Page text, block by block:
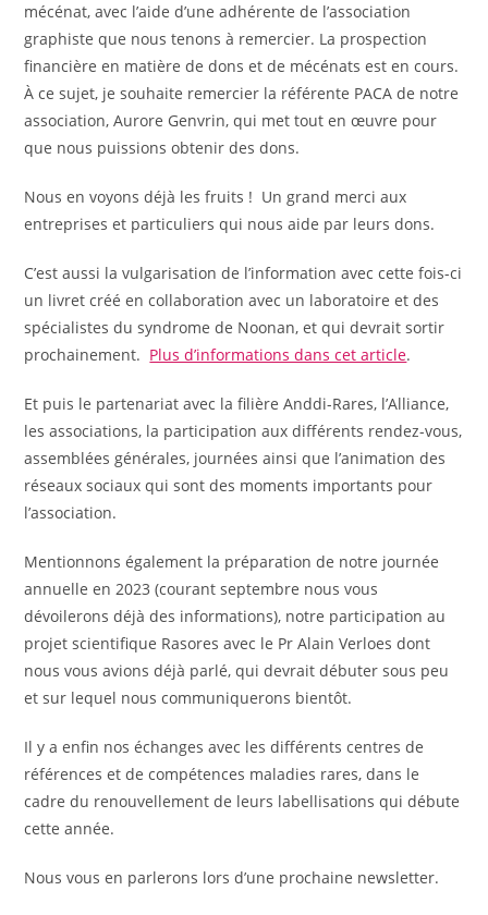
mécénat, avec l’aide d’une adhérente de l’association
graphiste que nous tenons à remercier. La prospection
financière en matière de dons et de mécénats est en cours.
À ce sujet, je souhaite remercier la référente PACA de notre
association, Aurore Genvrin, qui met tout en œuvre pour
que nous puissions obtenir des dons.
Nous en voyons déjà les fruits ! Un grand merci aux
entreprises et particuliers qui nous aide par leurs dons.
C’est aussi la vulgarisation de l’information avec cette fois-ci
un livret créé en collaboration avec un laboratoire et des
spécialistes du syndrome de Noonan, et qui devrait sortir
prochainement. Plus d’informations dans cet article.
Et puis le partenariat avec la filière Anddi-Rares, l’Alliance,
les associations, la participation aux différents rendez-vous,
assemblées générales, journées ainsi que l’animation des
réseaux sociaux qui sont des moments importants pour
l’association.
Mentionnons également la préparation de notre journée
annuelle en 2023 (courant septembre nous vous
dévoilerons déjà des informations), notre participation au
projet scientifique Rasores avec le Pr Alain Verloes dont
nous vous avions déjà parlé, qui devrait débuter sous peu
et sur lequel nous communiquerons bientôt.
Il y a enfin nos échanges avec les différents centres de
références et de compétences maladies rares, dans le
cadre du renouvellement de leurs labellisations qui débute
cette année.
Nous vous en parlerons lors d’une prochaine newsletter.